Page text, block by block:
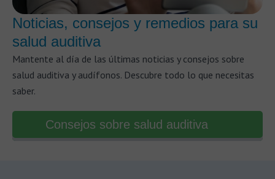
Noticias, consejos y remedios para su
salud auditiva
Mantente al día de las últimas noticias y consejos sobre
salud auditiva y audífonos. Descubre todo lo que necesitas
saber.
Consejos sobre salud auditiva